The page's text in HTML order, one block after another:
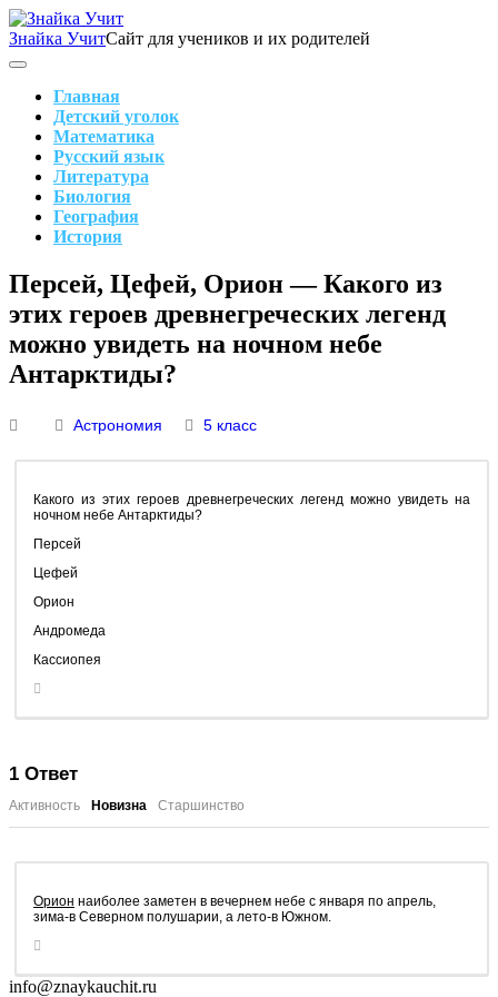
Skip
to
content
Знайка УчитСайт для учеников и их родителей
Search
Main
Navigation
Главная
Детский уголок
Математика
Русский язык
Литература
Биология
География
История
Search
Персей, Цефей, Орион — Какого из
этих героев древнегреческих легенд
можно увидеть на ночном небе
Антарктиды?
Астрономия 5 класс
Какого из этих героев древнегреческих легенд можно увидеть на
ночном небе Антарктиды?
Персей
Цефей
Орион
Андромеда
Кассиопея
1 Ответ
Активность Новизна Старшинство
Орион наиболее заметен в вечернем небе с января по апрель,
зима-в Северном полушарии, а лето-в Южном.
info@znaykauchit.ru